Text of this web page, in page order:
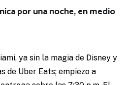
por una noche, en medio
ya sin la magia de Disney y
de Uber Eats; empiezo a